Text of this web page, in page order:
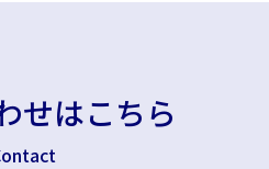
せはこちら